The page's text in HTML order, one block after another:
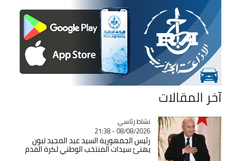
آخر المقالات
Catégorie
نشاط رئاسي
08/08/2026 - 21:38
رئيس الجمهورية السيد عبد المجيد تبون
يهنئ سيدات المنتخب الوطني لكرة القدم